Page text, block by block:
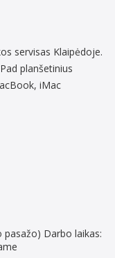
servisas Klaipėdoje.
planšetinius
iMac
pasažo) Darbo laikas: